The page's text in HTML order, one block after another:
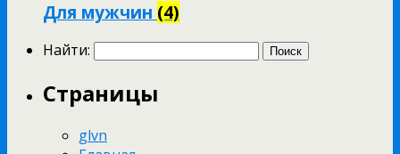
Для мужчин (4)
Найти:
Страницы
glvn